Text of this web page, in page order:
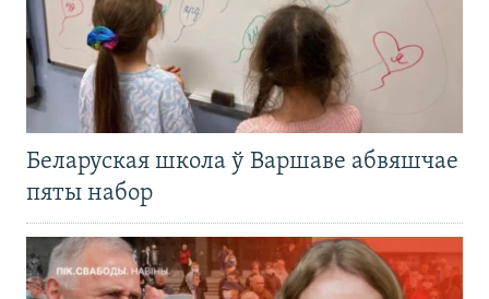
Беларуская школа ў Варшаве абвяшчае
пяты набор